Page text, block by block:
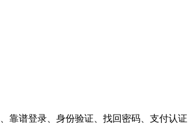
靠谱登录、身份验证、找回密码、支付认证